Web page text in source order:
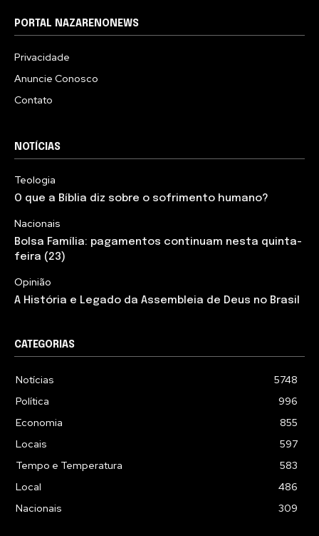
PORTAL NAZARENONEWS
Privacidade
Anuncie Conosco
Contato
NOTÍCIAS
Teologia
O que a Bíblia diz sobre o sofrimento humano?
Nacionais
Bolsa Família: pagamentos continuam nesta quinta-
feira (23)
Opinião
A História e Legado da Assembleia de Deus no Brasil
CATEGORIAS
Notícias
5748
Política
996
Economia
855
Locais
597
Tempo e Temperatura
583
Local
486
Nacionais
309